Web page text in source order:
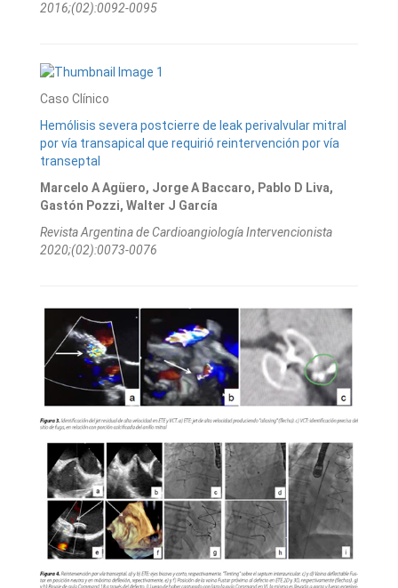
2016;(02):0092-0095
Caso Clínico
Hemólisis severa postcierre de leak perivalvular mitral
por vía transapical que requirió reintervención por vía
transeptal
Marcelo A Agüero, Jorge A Baccaro, Pablo D Liva,
Gastón Pozzi, Walter J García
Revista Argentina de Cardioangiologí­a Intervencionista
2020;(02):0073-0076